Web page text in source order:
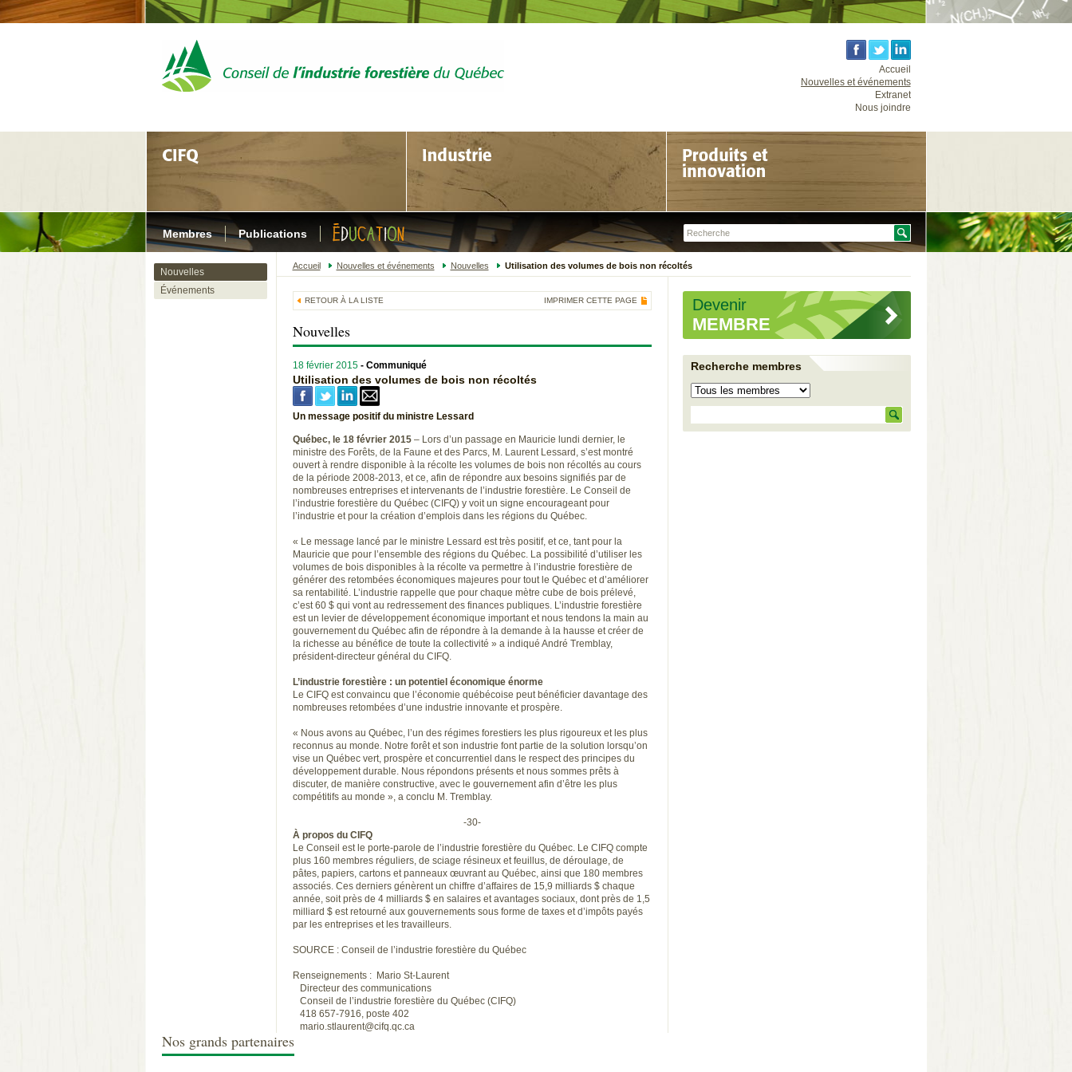
Accueil
Nouvelles et événements
Extranet
Nous joindre
Membres Publications
Nouvelles
Événements
Accueil Nouvelles et événements Nouvelles Utilisation des volumes de bois non récoltés
IMPRIMER CETTE PAGE
RETOUR À LA LISTE
Nouvelles
18 février 2015 - Communiqué
Utilisation des volumes de bois non récoltés
Un message positif du ministre Lessard
Québec, le 18 février 2015– Lors d’un passage en Mauricie lundi dernier, le
ministre des Forêts, de la Faune et des Parcs, M. Laurent Lessard, s’est montré
ouvert à rendre disponible à la récolte les volumes de bois non récoltés au cours
de la période 2008-2013, et ce, afin de répondre aux besoins signifiés par de
nombreuses entreprises et intervenants de l’industrie forestière. Le Conseil de
l’industrie forestière du Québec (CIFQ) y voit un signe encourageant pour
l’industrie et pour la création d’emplois dans les régions du Québec.
« Le message lancé par le ministre Lessard est très positif, et ce, tant pour la
Mauricie que pour l’ensemble des régions du Québec. La possibilité d’utiliser les
volumes de bois disponibles à la récolte va permettre à l’industrie forestière de
générer des retombées économiques majeures pour tout le Québec et d’améliorer
sa rentabilité. L’industrie rappelle que pour chaque mètre cube de bois prélevé,
c’est 60 $ qui vont au redressement des finances publiques. L’industrie forestière
est un levier de développement économique important et nous tendons la main au
gouvernement du Québec afin de répondre à la demande à la hausse et créer de
la richesse au bénéfice de toute la collectivité » a indiqué André Tremblay,
président-directeur général du CIFQ.
L’industrie forestière : un potentiel économique énorme
Le CIFQ est convaincu que l’économie québécoise peut bénéficier davantage des
nombreuses retombées d’une industrie innovante et prospère.
« Nous avons au Québec, l’un des régimes forestiers les plus rigoureux et les plus
reconnus au monde. Notre forêt et son industrie font partie de la solution lorsqu’on
vise un Québec vert, prospère et concurrentiel dans le respect des principes du
développement durable. Nous répondons présents et nous sommes prêts à
discuter, de manière constructive, avec le gouvernement afin d’être les plus
compétitifs au monde », a conclu M. Tremblay.
-30-
À propos du CIFQ
Le Conseil est le porte-parole de l’industrie forestière du Québec. Le CIFQ compte
plus 160 membres réguliers, de sciage résineux et feuillus, de déroulage, de
pâtes, papiers, cartons et panneaux œuvrant au Québec, ainsi que 180 membres
associés. Ces derniers génèrent un chiffre d’affaires de 15,9 milliards $ chaque
année, soit près de 4 milliards $ en salaires et avantages sociaux, dont près de 1,5
milliard $ est retourné aux gouvernements sous forme de taxes et d’impôts payés
par les entreprises et les travailleurs.
SOURCE : Conseil de l’industrie forestière du Québec
Renseignements : Mario St-Laurent
Directeur des communications
Conseil de l’industrie forestière du Québec (CIFQ)
418 657-7916, poste 402
mario.stlaurent@cifq.qc.ca
Devenir
MEMBRE
Recherche membres
Nos grands partenaires